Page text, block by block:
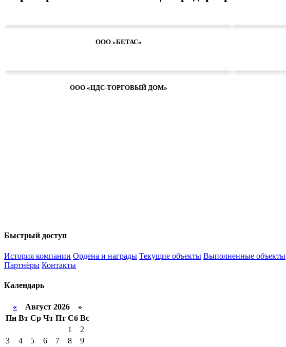
ООО «БЕТАС»
ООО «ЦДС-ТОРГОВЫЙ ДОМ»
Быстрый доступ
История компании Ордена и награды Текущие объекты Выполненные объекты
Партнёры Контакты
Календарь
« Август 2026 »
Пн Вт Ср Чт Пт Сб Вс
1
2
3
4 5 6 7 8
9